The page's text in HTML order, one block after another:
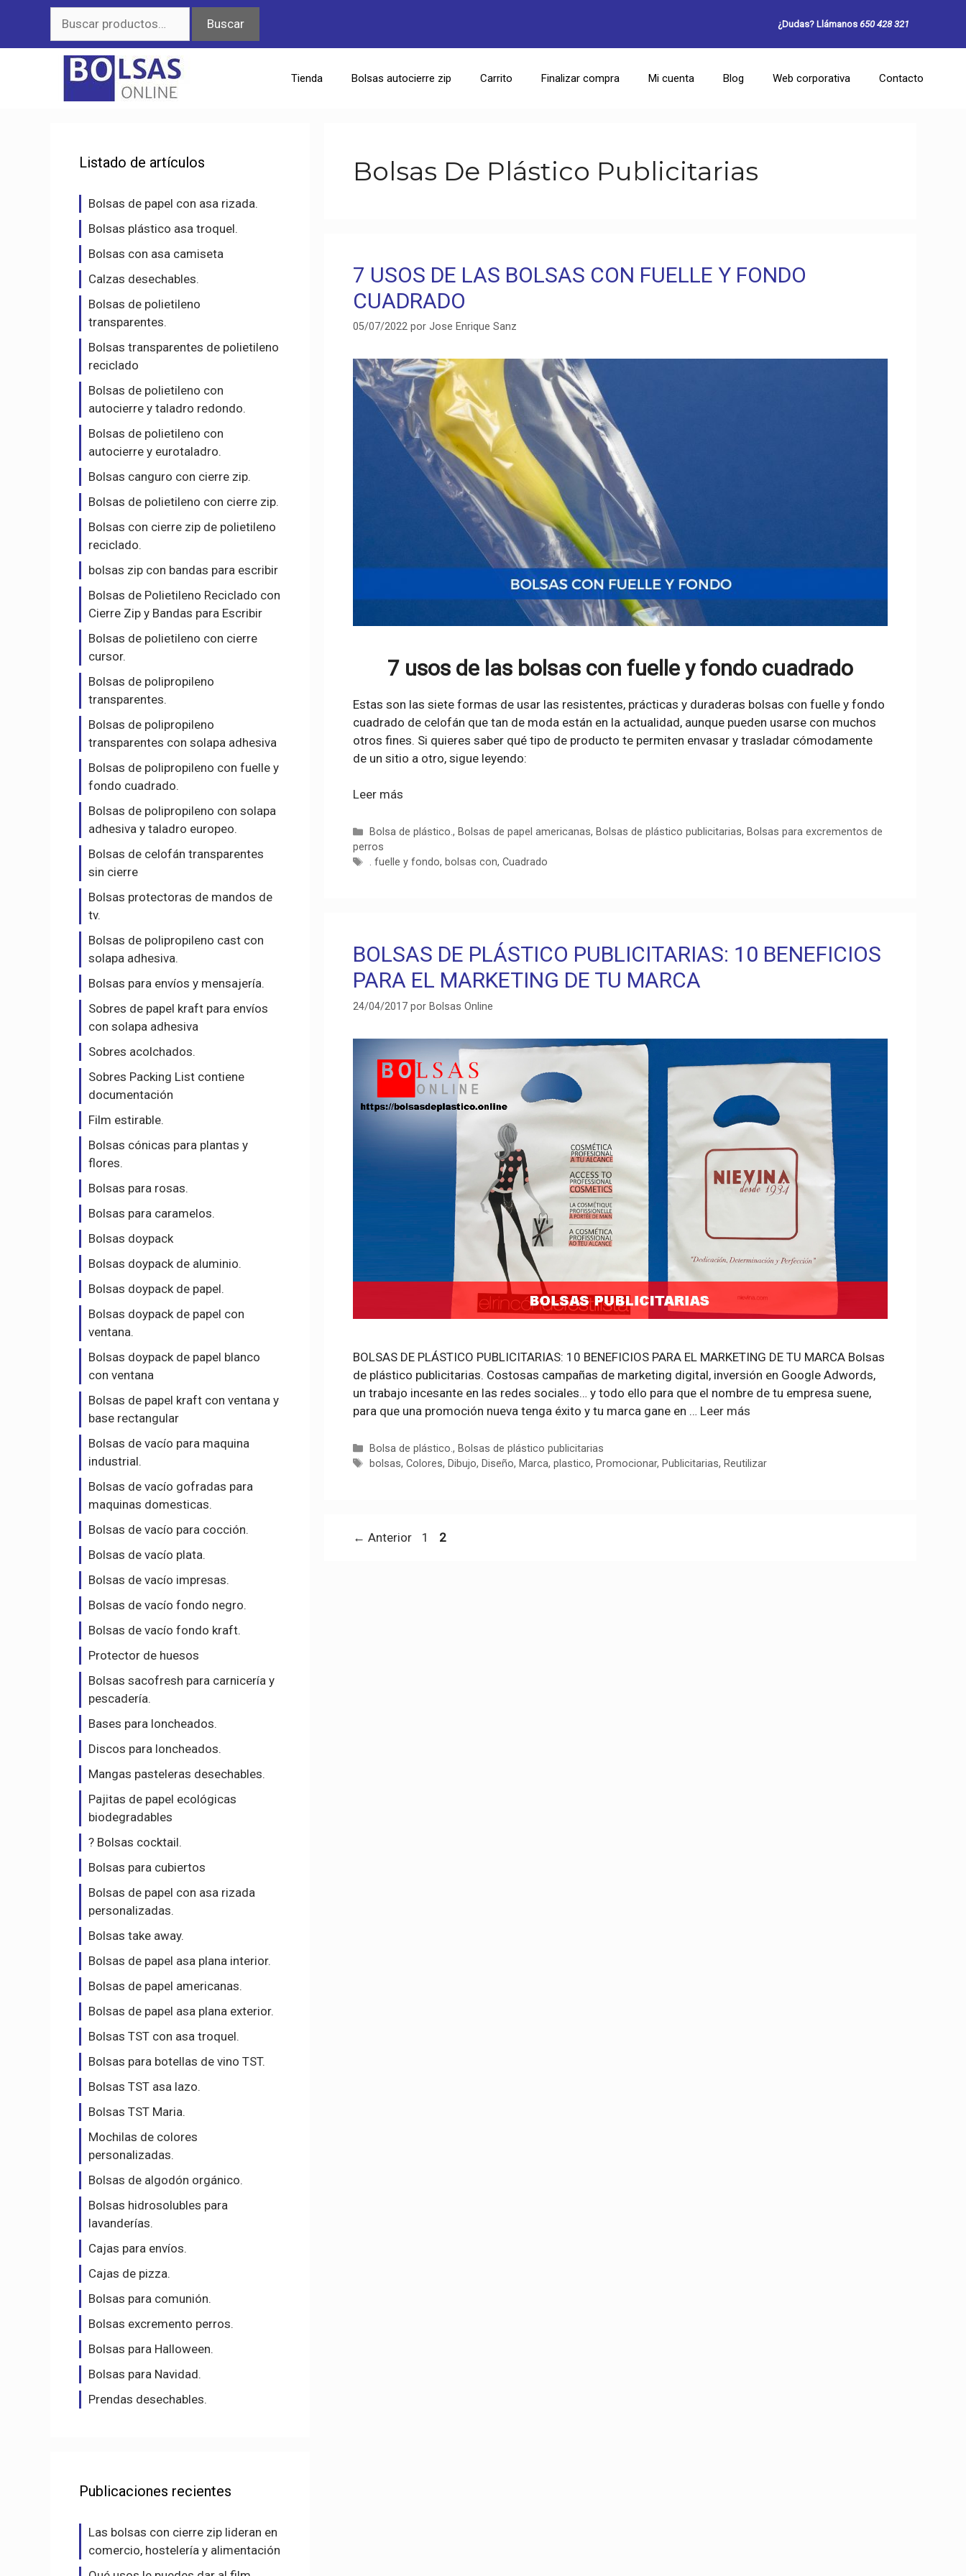
contenido
¿Dudas? Llámanos 650 428 321
por:
Buscar
Tienda Bolsas autocierre zip Carrito Finalizar compra Mi cuenta Blog Web corporativa Contacto
Bolsas De Plástico Publicitarias
7 USOS DE LAS BOLSAS CON FUELLE Y FONDO
CUADRADO
05/07/2022 por Jose Enrique Sanz
7 usos de las bolsas con fuelle y fondo cuadrado
Estas son las siete formas de usar las resistentes, prácticas y duraderas bolsas con fuelle y fondo
cuadrado de celofán que tan de moda están en la actualidad, aunque pueden usarse con muchos
otros fines. Si quieres saber qué tipo de producto te permiten envasar y trasladar cómodamente
de un sitio a otro, sigue leyendo:
Leer más
Categorías
Bolsa de plástico., Bolsas de papel americanas, Bolsas de plástico publicitarias, Bolsas para excrementos de
perros
Etiquetas
. fuelle y fondo, bolsas con,Cuadrado
BOLSAS DE PLÁSTICO PUBLICITARIAS: 10 BENEFICIOS
PARA EL MARKETING DE TU MARCA
24/04/2017 por Bolsas Online
BOLSAS DE PLÁSTICO PUBLICITARIAS: 10 BENEFICIOS PARA EL MARKETING DE TU MARCA Bolsas
de plástico publicitarias. Costosas campañas de marketing digital, inversión en Google Adwords,
un trabajo incesante en las redes sociales… y todo ello para que el nombre de tu empresa suene,
para que una promoción nueva tenga éxito y tu marca gane en … Leer más
Categorías
Bolsa de plástico., Bolsas de plástico publicitarias
Etiquetas
bolsas,Colores, Dibujo, Diseño, Marca,plastico, Promocionar, Publicitarias, Reutilizar
← Anterior Página
1 Página
2
Listado de artículos
Bolsas de papel con asa rizada.
Bolsas plástico asa troquel.
Bolsas con asa camiseta
Calzas desechables.
Bolsas de polietileno
transparentes.
Bolsas transparentes de polietileno
reciclado
Bolsas de polietileno con
autocierre y taladro redondo.
Bolsas de polietileno con
autocierre y eurotaladro.
Bolsas canguro con cierre zip.
Bolsas de polietileno con cierre zip.
Bolsas con cierre zip de polietileno
reciclado.
bolsas zip con bandas para escribir
Bolsas de Polietileno Reciclado con
Cierre Zip y Bandas para Escribir
Bolsas de polietileno con cierre
cursor.
Bolsas de polipropileno
transparentes.
Bolsas de polipropileno
transparentes con solapa adhesiva
Bolsas de polipropileno con fuelle y
fondo cuadrado.
Bolsas de polipropileno con solapa
adhesiva y taladro europeo.
Bolsas de celofán transparentes
sin cierre
Bolsas protectoras de mandos de
tv.
Bolsas de polipropileno cast con
solapa adhesiva.
Bolsas para envíos y mensajería.
Sobres de papel kraft para envíos
con solapa adhesiva
Sobres acolchados.
Sobres Packing List contiene
documentación
Film estirable.
Bolsas cónicas para plantas y
flores.
Bolsas para rosas.
Bolsas para caramelos.
Bolsas doypack
Bolsas doypack de aluminio.
Bolsas doypack de papel.
Bolsas doypack de papel con
ventana.
Bolsas doypack de papel blanco
con ventana
Bolsas de papel kraft con ventana y
base rectangular
Bolsas de vacío para maquina
industrial.
Bolsas de vacío gofradas para
maquinas domesticas.
Bolsas de vacío para cocción.
Bolsas de vacío plata.
Bolsas de vacío impresas.
Bolsas de vacío fondo negro.
Bolsas de vacío fondo kraft.
Protector de huesos
Bolsas sacofresh para carnicería y
pescadería.
Bases para loncheados.
Discos para loncheados.
Mangas pasteleras desechables.
Pajitas de papel ecológicas
biodegradables
? Bolsas cocktail.
Bolsas para cubiertos
Bolsas de papel con asa rizada
personalizadas.
Bolsas take away.
Bolsas de papel asa plana interior.
Bolsas de papel americanas.
Bolsas de papel asa plana exterior.
Bolsas TST con asa troquel.
Bolsas para botellas de vino TST.
Bolsas TST asa lazo.
Bolsas TST Maria.
Mochilas de colores
personalizadas.
Bolsas de algodón orgánico.
Bolsas hidrosolubles para
lavanderías.
Cajas para envíos.
Cajas de pizza.
Bolsas para comunión.
Bolsas excremento perros.
Bolsas para Halloween.
Bolsas para Navidad.
Prendas desechables.
Publicaciones recientes
Las bolsas con cierre zip lideran en
comercio, hostelería y alimentación